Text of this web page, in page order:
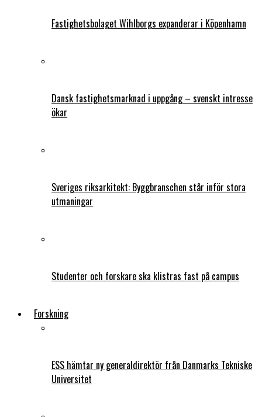
Fastighetsbolaget Wihlborgs expanderar i Köpenhamn
Dansk fastighetsmarknad i uppgång – svenskt intresse
ökar
Sveriges riksarkitekt: Byggbranschen står inför stora
utmaningar
Studenter och forskare ska klistras fast på campus
Forskning
ESS hämtar ny generaldirektör från Danmarks Tekniske
Universitet